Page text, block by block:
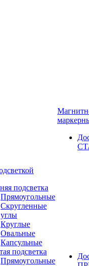
подсветка
Прямоугольные
Скругленные
углы
Круглые
Овальные
Капсульные
подсветка
Прямоугольные